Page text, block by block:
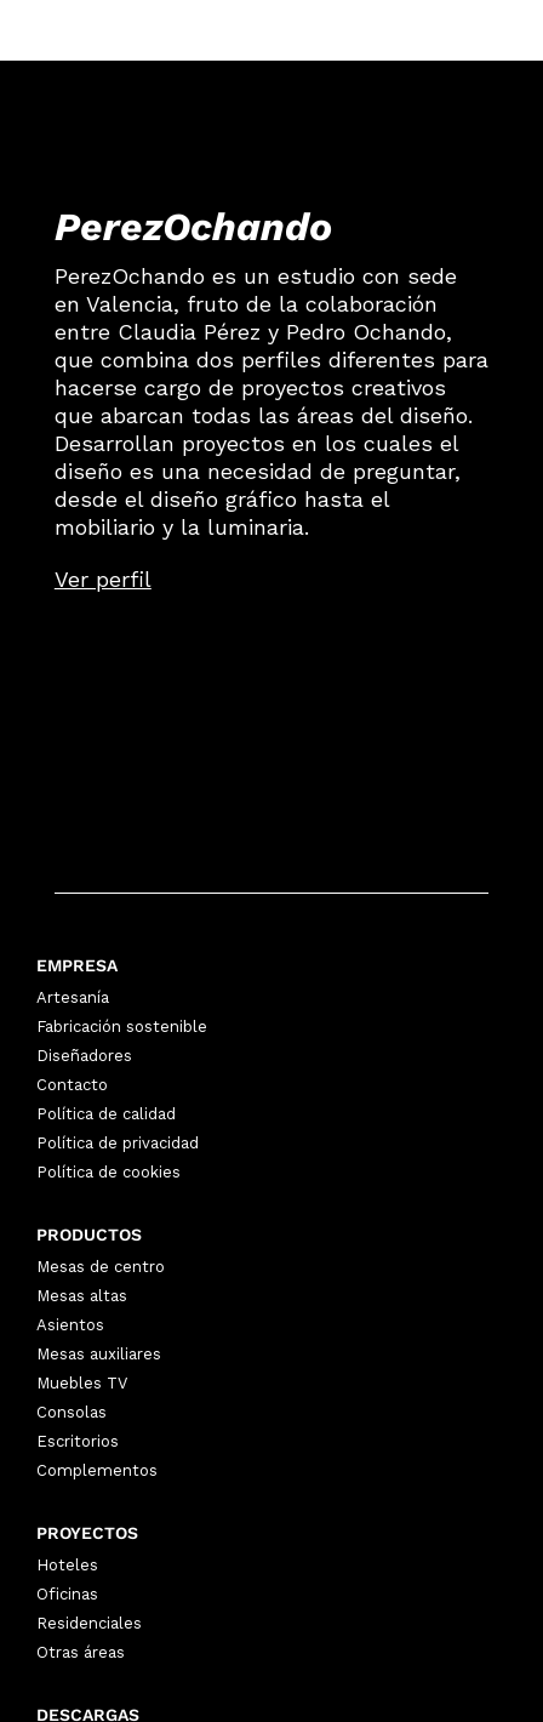
PerezOchando
PerezOchando es un estudio con sede
en Valencia, fruto de la colaboración
entre Claudia Pérez y Pedro Ochando,
que combina dos perfiles diferentes para
hacerse cargo de proyectos creativos
que abarcan todas las áreas del diseño.
Desarrollan proyectos en los cuales el
diseño es una necesidad de preguntar,
desde el diseño gráfico hasta el
mobiliario y la luminaria.
Ver perfil
EMPRESA
Artesanía
Fabricación sostenible
Diseñadores
Contacto
Política de calidad
Política de privacidad
Política de cookies
PRODUCTOS
Mesas de centro
Mesas altas
Asientos
Mesas auxiliares
Muebles TV
Consolas
Escritorios
Complementos
PROYECTOS
Hoteles
Oficinas
Residenciales
Otras áreas
DESCARGAS